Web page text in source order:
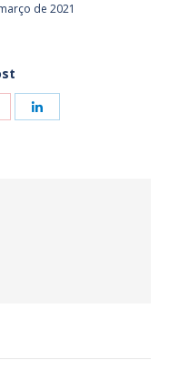
de 2021
Share